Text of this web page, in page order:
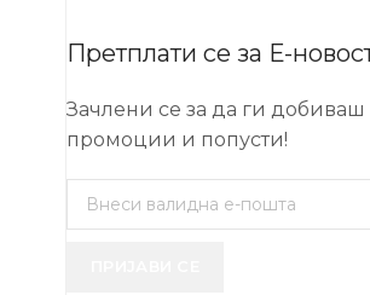
Претплати се за Е-
Зачлени се за да ги добиваш
промоции и попусти!